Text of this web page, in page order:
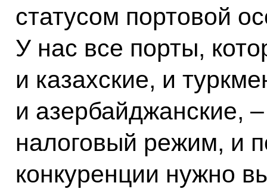
статусом портовой
У нас все порты,
и казахские, и
и азербайджанские,
налоговый режим, и
конкуренции нужно